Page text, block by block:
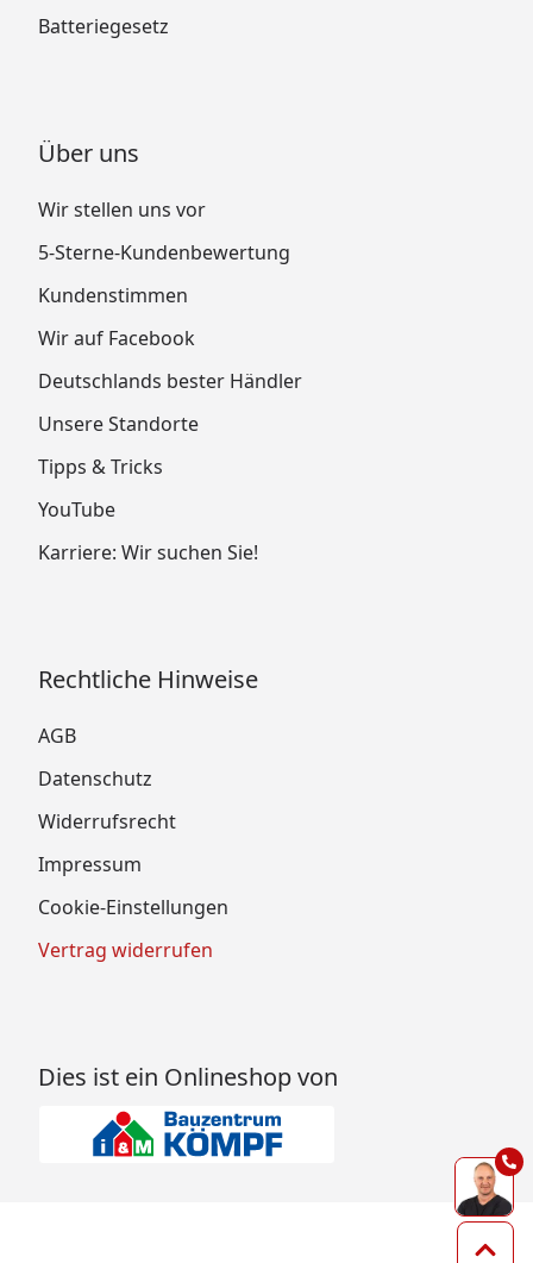
Batteriegesetz
Über uns
Wir stellen uns vor
5-Sterne-Kundenbewertung
Kundenstimmen
Wir auf Facebook
Deutschlands bester Händler
Unsere Standorte
Tipps & Tricks
YouTube
Karriere: Wir suchen Sie!
Rechtliche Hinweise
AGB
Datenschutz
Widerrufsrecht
Impressum
Cookie-Einstellungen
Vertrag widerrufen
Dies ist ein Onlineshop von